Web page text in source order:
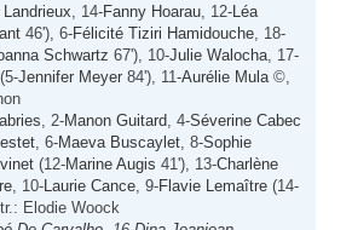
, 14-Fanny Hoarau , 12- Léa
46'), 6-Félicité Tiziri Hamidouche , 18-
Schwartz 67'), 10-Julie Walocha , 17-
(5-Jennifer Meyer 84'), 11-Aurélie Mula ©,
, 2-Manon Guitard , 4-Séverine Cabec
, 6-Maeva Buscaylet , 8-Sophie
(12-Marine Augis 41'), 13-Charlène
, 10- Laurie Cance , 9-Flavie Lemaître (14-
Elodie Woock